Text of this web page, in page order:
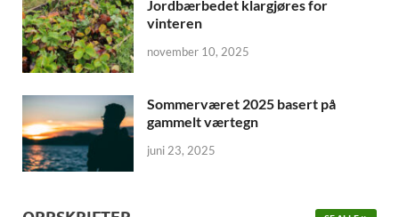
Jordbærbedet klargjøres for
vinteren
november 10, 2025
Sommerværet 2025 basert på
gammelt værtegn
juni 23, 2025